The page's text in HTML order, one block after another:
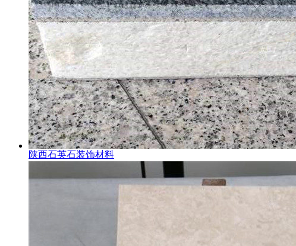
陕西石英石装饰材料